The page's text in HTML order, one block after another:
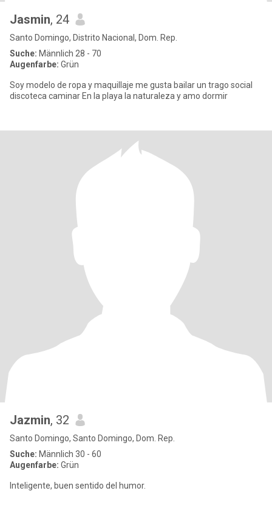
Jasmin, 24
Santo Domingo, Distrito Nacional, Dom. Rep.
Suche: Männlich 28 - 70
Augenfarbe: Grün
Soy modelo de ropa y maquillaje me gusta bailar un trago social
discoteca caminar En la playa la naturaleza y amo dormir
Jazmin, 32
Santo Domingo, Santo Domingo, Dom. Rep.
Suche: Männlich 30 - 60
Augenfarbe: Grün
Inteligente, buen sentido del humor.